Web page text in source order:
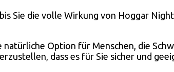
Sie die volle Wirkung von Hoggar
Option für Menschen, die
dass es für Sie sicher und